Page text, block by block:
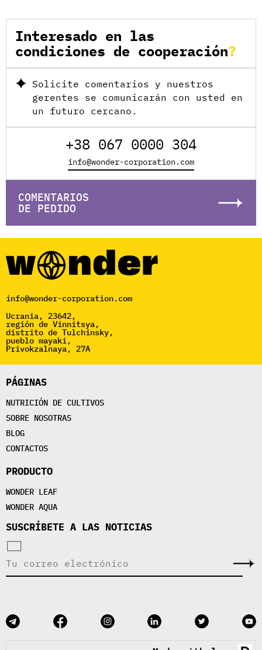
Interesado en las
condiciones de cooperación
Solicite comentarios y nuestros
gerentes se comunicarán con usted en
un futuro cercano.
+38 067 0000 304
info@wonder-corporation.com
COMENTARIOS
DE PEDIDO
info@wonder-corporation.com
Ucrania, 23642,
región de Vinnitsya,
distrito de Tulchinsky,
pueblo mayaki,
Privokzalnaya, 27A
PÁGINAS
NUTRICIÓN DE CULTIVOS
SOBRE NOSOTRAS
BLOG
CONTACTOS
PRODUCTO
WONDER LEAF
WONDER AQUA
SUSCRÍBETE A LAS NOTICIAS